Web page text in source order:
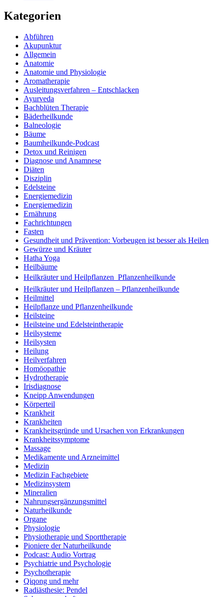
Kategorien
Abführen
Akupunktur
Allgemein
Anatomie
Anatomie und Physiologie
Aromatherapie
Ausleitungsverfahren – Entschlacken
Ayurveda
Bachblüten Therapie
Bäderheilkunde
Balneologie
Bäume
Baumheilkunde-Podcast
Detox und Reinigen
Diagnose und Anamnese
Diäten
Disziplin
Edelsteine
Energiemedizin
Energiemedizin
Ernährung
Fachrichtungen
Fasten
Gesundheit und Prävention: Vorbeugen ist besser als Heilen
Gewürze und Kräuter
Hatha Yoga
Heilbäume
Heilkräuter und Heilpflanzen  Pflanzenheilkunde
Heilkräuter und Heilpflanzen – Pflanzenheilkunde
Heilmittel
Heilpflanze und Pflanzenheilkunde
Heilsteine
Heilsteine und Edelsteintherapie
Heilsysteme
Heilsysten
Heilung
Heilverfahren
Homöopathie
Hydrotherapie
Irisdiagnose
Kneipp Anwendungen
Körperteil
Krankheit
Krankheiten
Krankheitsgründe und Ursachen von Erkrankungen
Krankheitssymptome
Massage
Medikamente und Arzneimittel
Medizin
Medizin Fachgebiete
Medizinsystem
Mineralien
Nahrungsergänzungsmittel
Naturheilkunde
Organe
Physiologie
Physiotherapie und Sporttherapie
Pioniere der Naturheilkunde
Podcast: Audio Vortrag
Psychiatrie und Psychologie
Psychotherapie
Qiqong und mehr
Radiästhesie: Pendel